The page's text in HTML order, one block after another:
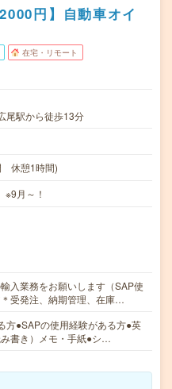
円】自動車オイ
在宅・リモート
尾駅から徒歩13分
休憩1時間)
月～！
入業務をお願いします（SAP使
受発注、納期管理、在庫…
方●SAPの使用経験がある方●英
書き）メモ・手紙●シ…